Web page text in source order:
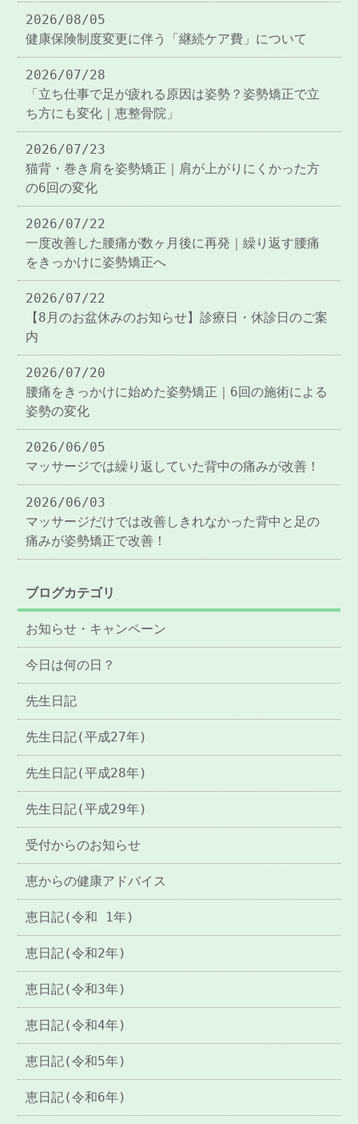
2026/08/05
健康保険制度変更に伴う「継続ケア費」について
2026/07/28
「立ち仕事で足が疲れる原因は姿勢？姿勢矯正で立
ち方にも変化｜恵整骨院」
2026/07/23
猫背・巻き肩を姿勢矯正｜肩が上がりにくかった方
の6回の変化
2026/07/22
一度改善した腰痛が数ヶ月後に再発｜繰り返す腰痛
をきっかけに姿勢矯正へ
2026/07/22
【8月のお盆休みのお知らせ】診療日・休診日のご案
内
2026/07/20
腰痛をきっかけに始めた姿勢矯正｜6回の施術による
姿勢の変化
2026/06/05
マッサージでは繰り返していた背中の痛みが改善！
2026/06/03
マッサージだけでは改善しきれなかった背中と足の
痛みが姿勢矯正で改善！
ブログカテゴリ
お知らせ・キャンペーン
今日は何の日？
先生日記
先生日記(平成27年)
先生日記(平成28年)
先生日記(平成29年)
受付からのお知らせ
恵からの健康アドバイス
恵日記(令和 1年)
恵日記(令和2年)
恵日記(令和3年)
恵日記(令和4年)
恵日記(令和5年)
恵日記(令和6年)